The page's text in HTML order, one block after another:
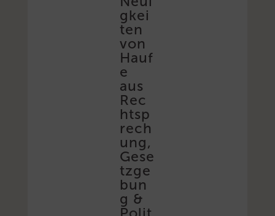
gkei
ten
von
Hauf
e
aus
Rec
htsp
rech
ung,
Gese
tzge
bun
g &